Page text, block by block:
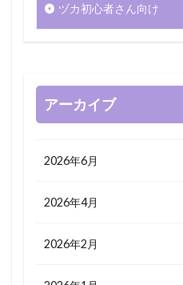
ヅカ初心者さん向け
アーカイブ
2026年6月
2026年4月
2026年2月